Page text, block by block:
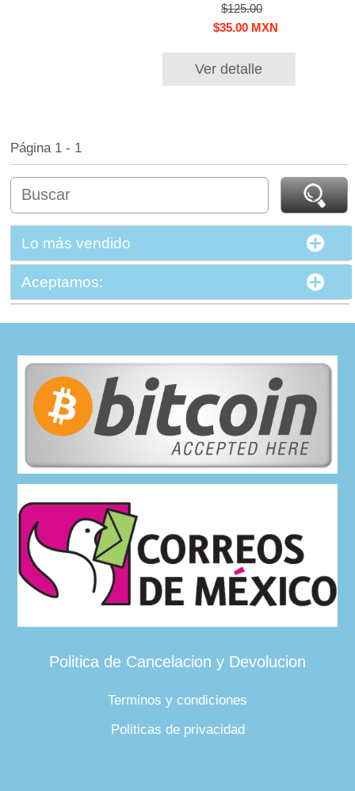
$125.00
$35.00 MXN
Ver detalle
Página 1 - 1
Lo más vendido
Aceptamos:
Politica de Cancelacion y Devolucion
Terminos y condiciones
Politicas de privacidad